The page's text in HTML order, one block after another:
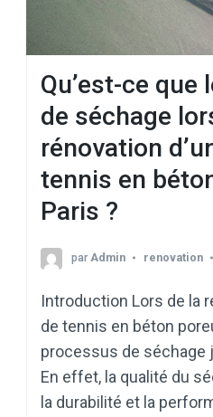
Qu’est-ce que
de séchage
rénovation
tennis en
Paris ?
parAdmin renovation
Introduction Lors de la
de tennis en béton
processus de séchage
En effet, la qualité du
la durabilité et la